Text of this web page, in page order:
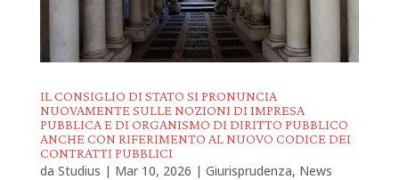
IL CONSIGLIO DI STATO SI PRONUNCIA
NUOVAMENTE SULLE NOZIONI DI IMPRESA
PUBBLICA E DI ORGANISMO DI DIRITTO PUBBLICO
ANCHE CON RIFERIMENTO AL NUOVO CODICE DEI
CONTRATTI PUBBLICI
da Studius | Mar 10, 2026 | Giurisprudenza, News